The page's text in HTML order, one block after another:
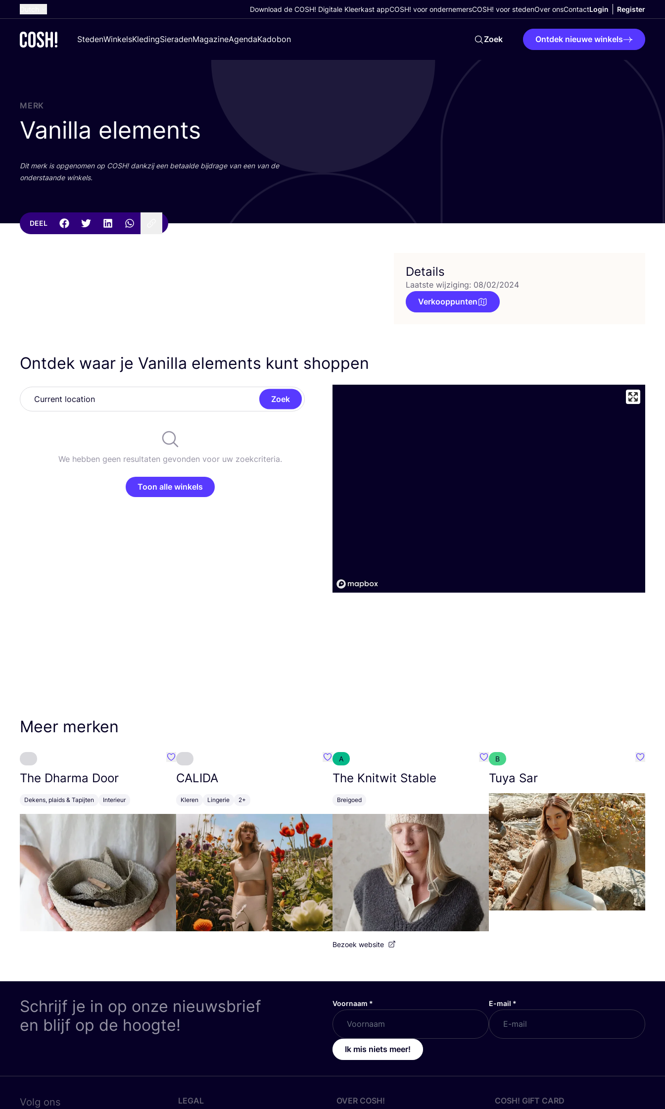
French
Croatian
Download de COSH! Digitale Kleerkast appCOSH! voor ondernemersCOSH! voor stedenOver onsContactLogin Register
StedenWinkelsKledingSieradenMagazineAgendaKadobon Zoek Ontdek nieuwe winkels
MERK
Vanilla elements
Dit merk is opge­no­men op COSH! dank­zij een betaal­de bij­dra­ge van een van de
onder­staan­de winkels.
DEEL
Details
Laatste wijziging: 08/02/2024
Verkooppunten
Ontdek waar je Vanilla elements kunt shoppen
Zoek
We hebben geen resultaten gevonden voor uw zoekcriteria.
Toon alle winkels
Meer merken
The Dharma Door
Dekens, plaids & Tapijten Interieur
Favoriete {naam}
CALIDA
Kleren Lingerie 2+
Favoriete {naam}
A
The Knitwit Stable
Breigoed
Favoriete {naam}
Bezoek website
B
Tuya Sar
Schrijf je in op onze nieuwsbrief
en blijf op de hoogte!
Voornaam * E-mail *
Ik mis niets meer!
Volg ons LEGAL OVER COSH! COSH! GIFT CARD